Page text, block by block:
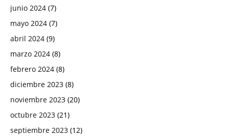
junio 2024 (7)
mayo 2024 (7)
abril 2024 (9)
marzo 2024 (8)
febrero 2024 (8)
diciembre 2023 (8)
noviembre 2023 (20)
octubre 2023 (21)
septiembre 2023 (12)